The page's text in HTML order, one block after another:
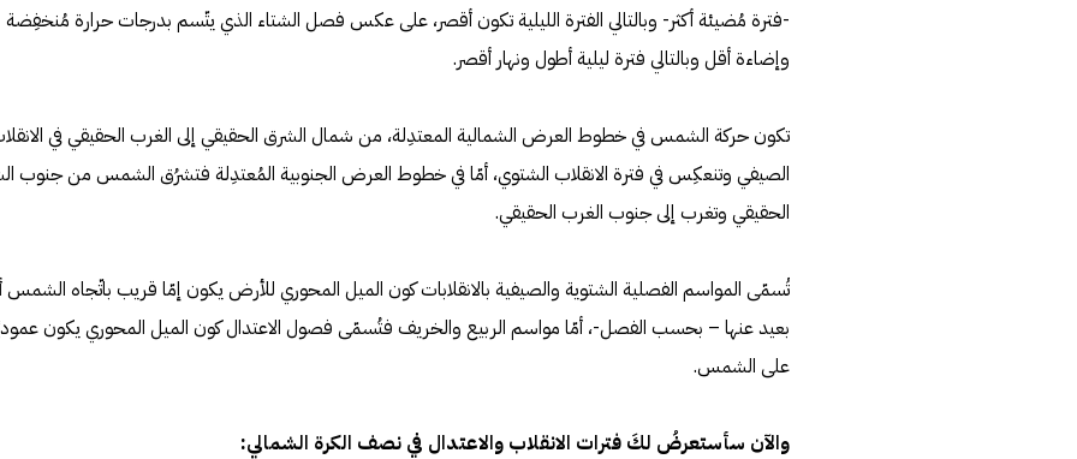
-فترة مُضيئة أكثر- وبالتالي الفترة الليلية تكون أقصر، على عكس فصل الشتاء الذي يتّسم بدرجات حرارة مُنخفِضة
وإضاءة أقل وبالتالي فترة ليلية أطول ونهار أقصر.
تكون حركة الشمس في خطوط العرض الشمالية المعتدِلة، من شمال الشرق الحقيقي إلى الغرب الحقيقي في
الصيفي وتنعكِس في فترة الانقلاب الشتوي، أمّا في خطوط العرض الجنوبية المُعتدِلة فتشرُق الشمس من جنوب
الحقيقي وتغرب إلى جنوب الغرب الحقيقي.
تُسمّى المواسم الفصلية الشتوية والصيفية بالانقلابات كون الميل المحوري للأرض يكون إمّا قريب باتّجاه الشمس
بعيد عنها – بحسب الفصل-، أمّا مواسم الربيع والخريف فتُسمّى فصول الاعتدال كون الميل المحوري يكون
على الشمس.
والآن سأستعرضُ لكَ فترات الانقلاب والاعتدال في نصف الكرة الشمالي: